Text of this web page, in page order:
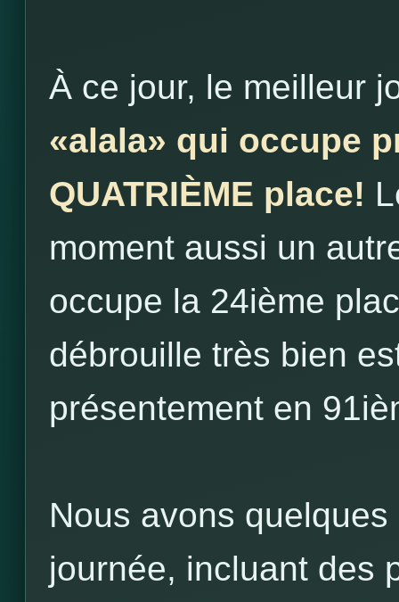
À ce jour, le meilleur
«alala» qui occupe
QUATRIÈME place!
moment aussi un
occupe la 24ième
débrouille très bien
présentement en
Nous avons
journée, incluant des